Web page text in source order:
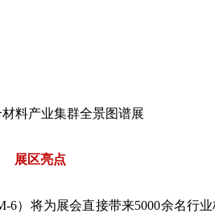
料产业集群全景图谱展
展区亮点
6）将为展会直接带来5000余名行